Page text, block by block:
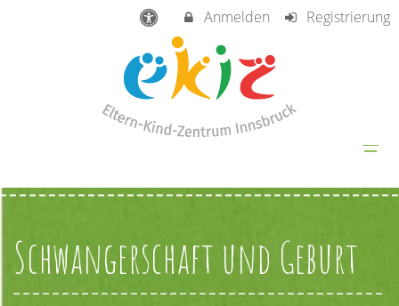
Anmelden Registrierung
Schwangerschaft und Geburt